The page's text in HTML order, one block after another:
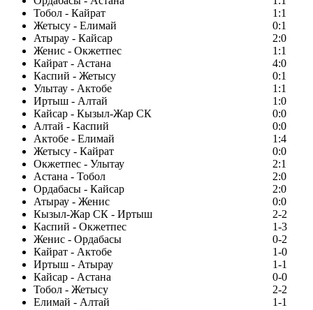
Тобол - Кайрат
1:1
Жетысу - Елимай
0:1
Атырау - Кайсар
2:0
Женис - Окжетпес
1:1
Кайрат - Астана
4:0
Каспий - Жетысу
0:1
Улытау - Актобе
1:1
Иртыш - Алтай
1:0
Кайсар - Кызыл-Жар СК
0:0
Алтай - Каспий
0:0
Актобе - Елимай
1:4
Жетысу - Кайрат
0:0
Окжетпес - Улытау
2:1
Астана - Тобол
2:0
Ордабасы - Кайсар
2:0
Атырау - Женис
0:0
Кызыл-Жар СК - Иртыш
2-2
Каспий - Окжетпес
1-3
Женис - Ордабасы
0-2
Кайрат - Актобе
1-0
Иртыш - Атырау
1-1
Кайсар - Астана
0-0
Тобол - Жетысу
2-2
Елимай - Алтай
1-1